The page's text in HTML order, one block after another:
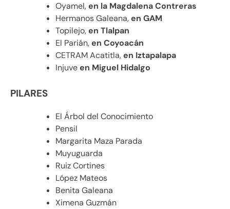
Oyamel,en la Magdalena Contreras
Hermanos Galeana,en GAM
Topilejo,en Tlalpan
El Parián,en Coyoacán
CETRAM Acatitla,en Iztapalapa
Injuveen Miguel Hidalgo
PILARES
El Árbol del Conocimiento
Pensil
Margarita Maza Parada
Muyuguarda
Ruiz Cortines
López Mateos
Benita Galeana
Ximena Guzmán